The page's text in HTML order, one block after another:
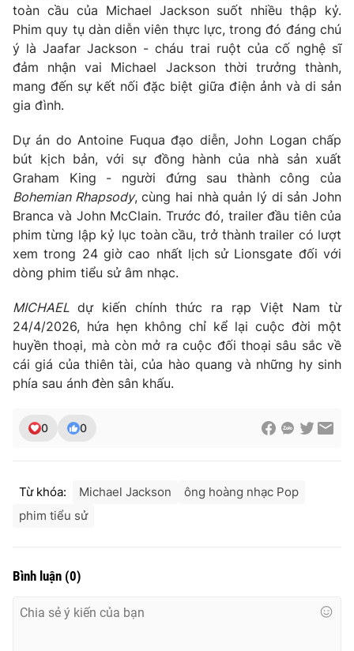
toàn cầu của Michael Jackson suốt nhiều thập kỷ.
Phim quy tụ dàn diễn viên thực lực, trong đó đáng chú
ý làJaafar Jackson - cháu trai ruột của cố nghệ sĩ
đảm nhận vai Michael Jackson thời trưởng thành,
mang đến sự kết nối đặc biệt giữa điện ảnh và di sản
gia đình.
Dự án do Antoine Fuqua đạo diễn,John Loganchấp
bút kịch bản, với sự đồng hành của nhà sản xuất
Graham King - người đứng sau thành công của
Bohemian Rhapsody, cùng hai nhà quản lý di sản John
Branca và John McClain. Trước đó, trailer đầu tiên của
phim từng lập kỷ lục toàn cầu, trở thành trailer có lượt
xem trong 24 giờ cao nhất lịch sử Lionsgate đối với
dòng phim tiểu sử âm nhạc.
MICHAEL dự kiến chính thức ra rạp Việt Nam từ
24/4/2026, hứa hẹn không chỉ kể lại cuộc đời một
huyền thoại, mà còn mở ra cuộc đối thoại sâu sắc về
cái giá của thiên tài, của hào quang và những hy sinh
phía sau ánh đèn sân khấu.
0 0
Từ khóa: Michael Jackson
ông hoàng nhạc Pop
phim tiểu sử
Bình luận (0)